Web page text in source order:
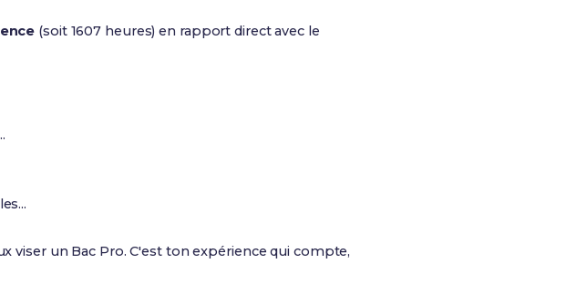
(soit 1607 heures) en rapport direct avec le
viser un Bac Pro. C'est ton expérience qui compte,